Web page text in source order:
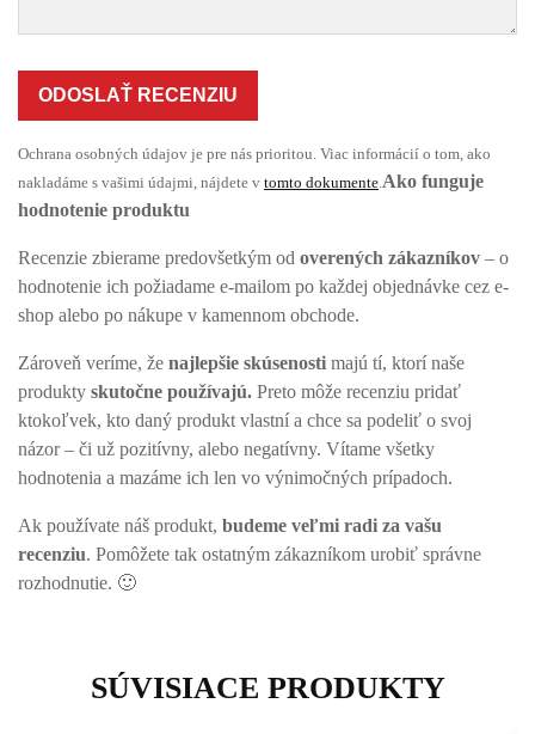
ODOSLAŤ RECENZIU
Ochrana osobných údajov je pre nás prioritou. Viac informácií o tom, ako
nakladáme s vašimi údajmi, nájdete v tomto dokumente.Ako funguje
hodnotenie produktu
Recenzie zbierame predovšetkým od overených zákazníkov – o
hodnotenie ich požiadame e-mailom po každej objednávke cez e-
shop alebo po nákupe v kamennom obchode.
Zároveň veríme, že najlepšie skúsenosti majú tí, ktorí naše
produkty skutočne používajú. Preto môže recenziu pridať
ktokoľvek, kto daný produkt vlastní a chce sa podeliť o svoj
názor – či už pozitívny, alebo negatívny. Vítame všetky
hodnotenia a mazáme ich len vo výnimočných prípadoch.
Ak používate náš produkt, budeme veľmi radi za vašu
recenziu. Pomôžete tak ostatným zákazníkom urobiť správne
rozhodnutie. 🙂
SÚVISIACE PRODUKTY